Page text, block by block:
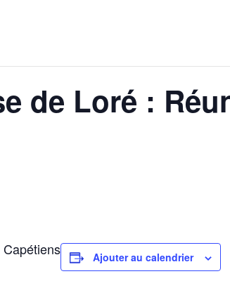
de Loré :
Ajouter au calendrier